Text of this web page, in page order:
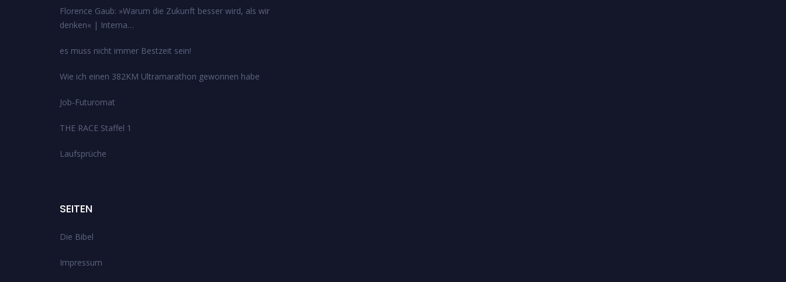
Florence Gaub: »Warum die Zukunft besser wird, als wir
denken« | Interna…
es muss nicht immer Bestzeit sein!
Wie ich einen 382KM Ultramarathon gewonnen habe
Job-Futuromat
THE RACE Staffel 1
Laufsprüche
SEITEN
Die Bibel
Impressum